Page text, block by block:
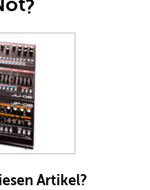
?
Artikel?